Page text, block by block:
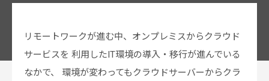
リモートワークが進む中、オンプレミスからクラウド
サービスを 利用したIT環境の導入・移行が進んでいる
なかで、 環境が変わってもクラウドサーバーからクラ